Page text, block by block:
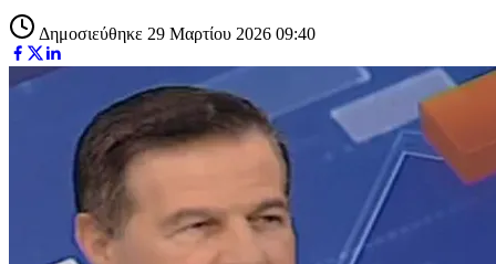
Δημοσιεύθηκε 29 Μαρτίου 2026 09:40